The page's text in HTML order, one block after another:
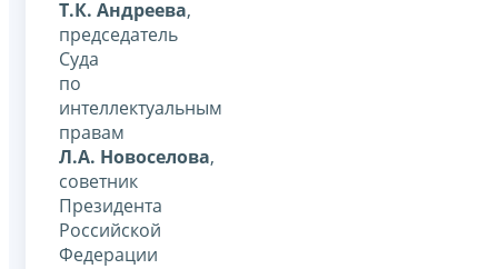
Т.К. Андреева,
председатель
Суда
по
интеллектуальным
правам
Л.А. Новоселова,
советник
Президента
Российской
Федерации